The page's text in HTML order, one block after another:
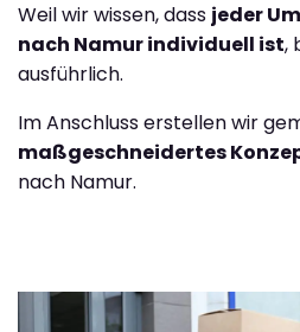
Weil wir wissen, dass jeder
nach Namur individuell ist,
ausführlich.
Im Anschluss erstellen wir
maßgeschneidertes
nach Namur.